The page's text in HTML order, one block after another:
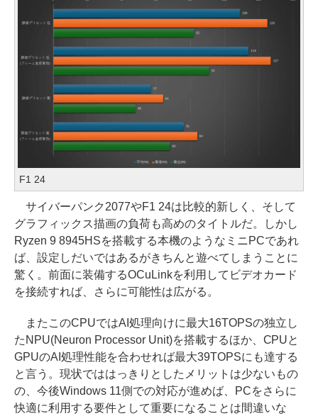
F1 24
サイバーパンク2077やF1 24は比較的新しく、そして
グラフィックス描画の負荷も高めのタイトルだ。しかし
Ryzen 9 8945HSを搭載する本機のようなミニPCであれ
ば、設定しだいではあるがきちんと遊べてしまうことに
驚く。前面に装備するOCuLinkを利用してビデオカード
を接続すれば、さらに可能性は広がる。
またこのCPUではAI処理向けに最大16TOPSの独立し
たNPU(Neuron Processor Unit)を搭載するほか、CPUと
GPUのAI処理性能を合わせれば最大39TOPSにも達する
と言う。現状でははっきりとしたメリットは少ないもの
の、今後Windows 11側での対応が進めば、PCをさらに
快適に利用する要件として重要になることは間違いな